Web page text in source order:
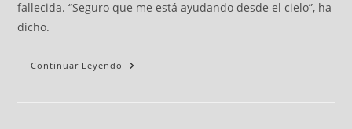
fallecida. “Seguro que me está ayudando desde el cielo”, ha
dicho.
Continuar Leyendo